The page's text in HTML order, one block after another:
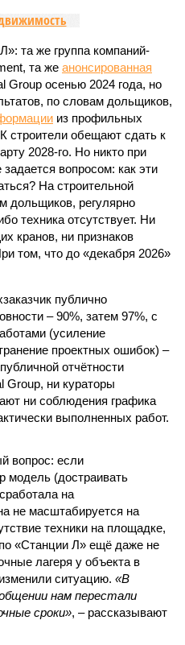
та же группа компаний-
та же анонсированная
Group осенью 2024 года, но
по словам дольщиков,
из профильных
строители обещают сдать к
2028-го. Но никто при
вопросом: как эти
На строительной
дольщиков, регулярно
техника отсутствует. Ни
кранов, ни признаков
том, что до «декабря 2026»
публично
– 90%, затем 97%, с
(усиление
проектных ошибок) –
отчётности
Group, ни кураторы
ни соблюдения графика
выполненных работ.
вопрос: если
модель (достраивать
на
не масштабируется на
техники на площадке,
«Станции Л» ещё даже не
лагеря у объекта в
ситуацию. «В
нам перестали
сроки», – рассказывают